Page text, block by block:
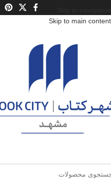
Skip to main content
زندگی من قورمه
فرزندان